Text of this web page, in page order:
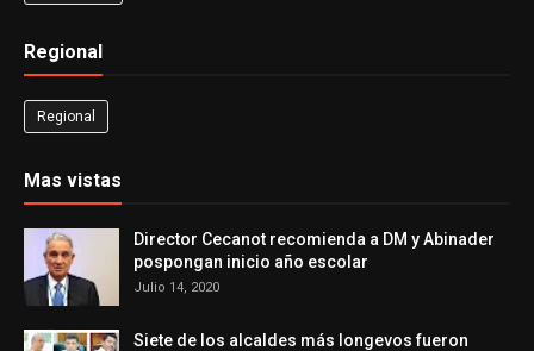
Regional
Regional
Mas vistas
Director Cecanot recomienda a DM y Abinader
pospongan inicio año escolar
Julio 14, 2020
Siete de los alcaldes más longevos fueron